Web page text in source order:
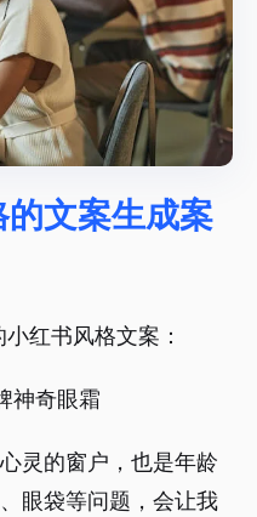
文案生成案
红书风格文案：
神奇眼霜
灵的窗户，也是年龄
眼袋等问题，会让我